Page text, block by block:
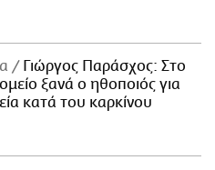
Γιώργος Παράσχος: Στο
ξανά ο ηθοποιός για
κατά του καρκίνου